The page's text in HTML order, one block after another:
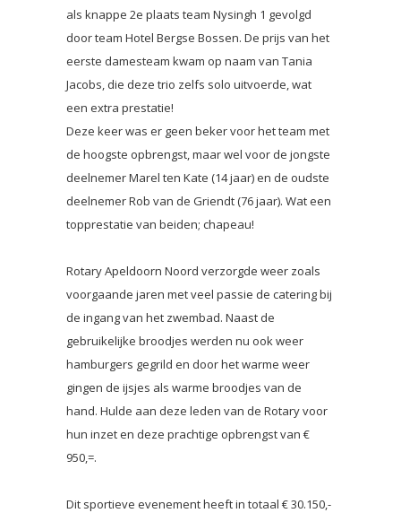
als knappe 2e plaats team Nysingh 1 gevolgd
door team Hotel Bergse Bossen. De prijs van het
eerste damesteam kwam op naam van Tania
Jacobs, die deze trio zelfs solo uitvoerde, wat
een extra prestatie!
Deze keer was er geen beker voor het team met
de hoogste opbrengst, maar wel voor de jongste
deelnemer Marel ten Kate (14 jaar) en de oudste
deelnemer Rob van de Griendt (76 jaar). Wat een
topprestatie van beiden; chapeau!
Rotary Apeldoorn Noord verzorgde weer zoals
voorgaande jaren met veel passie de catering bij
de ingang van het zwembad. Naast de
gebruikelijke broodjes werden nu ook weer
hamburgers gegrild en door het warme weer
gingen de ijsjes als warme broodjes van de
hand. Hulde aan deze leden van de Rotary voor
hun inzet en deze prachtige opbrengst van €
950,=.
Dit sportieve evenement heeft in totaal € 30.150,-